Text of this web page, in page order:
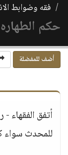
فقه وضوابط
حكم
أضف للمفضلة
أتفق الفقهاء
للمحدث سواء